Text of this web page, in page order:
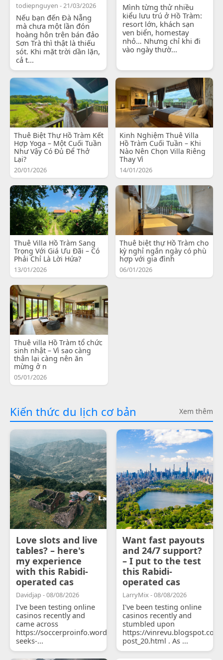
todiepnguyen - 21/03/2026
Nếu bạn đến Đà Nẵng
mà chưa một lần đón
hoàng hôn trên bán đảo
Sơn Trà thì thật là thiếu
sót. Khi mặt trời dần lặn,
cả t...
Mình từng thử nhiều
kiểu lưu trú ở Hồ Tràm:
resort lớn, khách sạn
ven biển, homestay
nhỏ… Nhưng chỉ khi đi
vào ngày thườ...
Thuê Biệt Thự Hồ Tràm Kết
Hợp Yoga – Một Cuối Tuần
Như Vậy Có Đủ Để Thở
Lại?
20/01/2026
Kinh Nghiệm Thuê Villa
Hồ Tràm Cuối Tuần – Khi
Nào Nên Chọn Villa Riêng
Thay Vì
14/01/2026
Thuê Villa Hồ Tràm Sang
Trọng Với Giá Ưu Đãi – Có
Phải Chỉ Là Lời Hứa?
13/01/2026
Thuê biệt thự Hồ Tràm cho
kỳ nghỉ ngắn ngày có phù
hợp với gia đình
06/01/2026
Thuê villa Hồ Tràm tổ chức
sinh nhật – Vì sao càng
thân lại càng nên ăn
mừng ở n
05/01/2026
Kiến thức du lịch cơ bản Xem thêm
Love slots and live
tables? – here's
my experience
with this Rabidi-
operated cas
Davidjap - 08/08/2026
I've been testing online
casinos recently and
came across
https://soccerproinfo.wordpress.com/2026/07/11/courtois-
seeks-...
Want fast payouts
and 24/7 support?
– I put to the test
this Rabidi-
operated cas
LarryMix - 08/08/2026
I've been testing online
casinos recently and
stumbled upon
https://
post_20.html . As ...